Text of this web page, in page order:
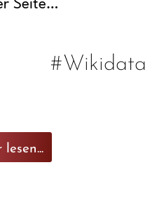
Seite…
#Wikidata